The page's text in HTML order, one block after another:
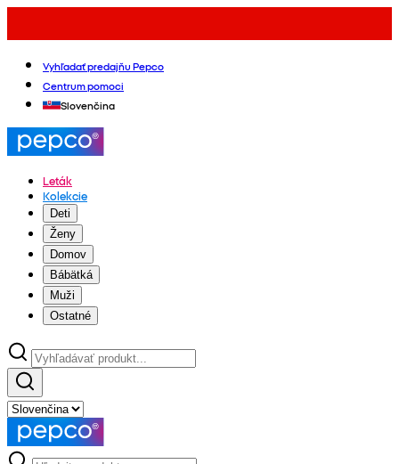
Vyhľadať predajňu Pepco
Centrum pomoci
Slovenčina
Leták
Kolekcie
Deti
Ženy
Domov
Bábätká
Muži
Ostatné